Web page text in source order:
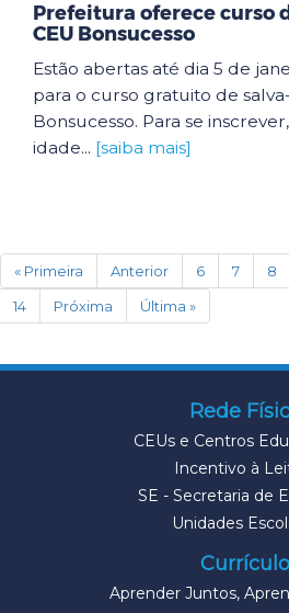
Prefeitura oferece curso
CEU Bonsucesso
Estão abertas até dia 5 de
para o curso gratuito de
Bonsucesso. Para se
idade... [saiba mais]
« Primeira Anterior 6 7 8
14
Próxima Última »
Rede
CEUs e Centros
Incentivo à
SE - Secretaria de
Unidades
Currículo
Aprender Juntos,